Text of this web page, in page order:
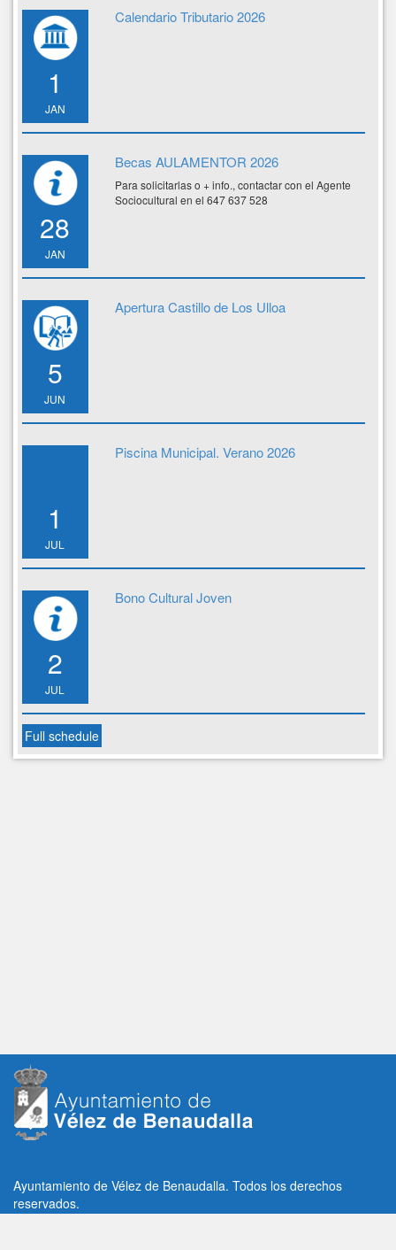
1
JAN
Calendario Tributario 2026
28
JAN
Becas AULAMENTOR 2026
Para solicitarlas o + info., contactar con el Agente
Sociocultural en el 647 637 528
5
JUN
Apertura Castillo de Los Ulloa
1
JUL
Piscina Municipal. Verano 2026
2
JUL
Bono Cultural Joven
Full schedule
Ayuntamiento de Vélez de Benaudalla. Todos los derechos
reservados.